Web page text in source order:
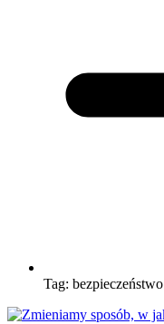
Tag: bezpieczeństwo